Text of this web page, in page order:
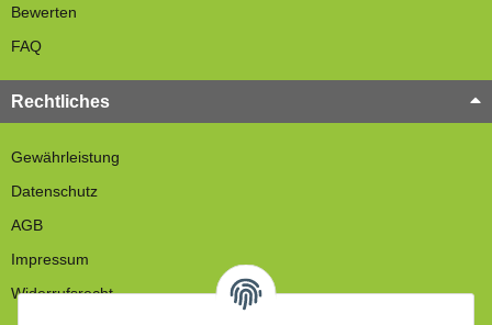
Bewerten
FAQ
Rechtliches
Gewährleistung
Datenschutz
AGB
Impressum
Widerrufsrecht